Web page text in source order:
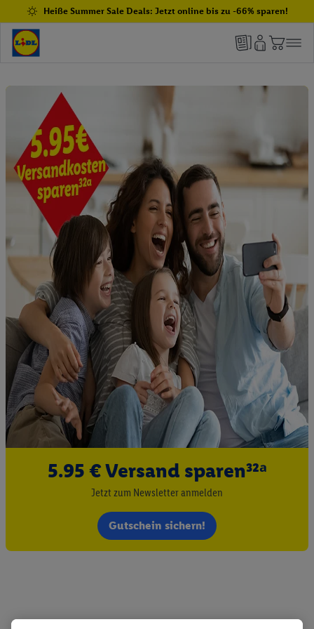
Heiße Summer Sale Deals: Jetzt online bis zu -66% sparen!
5.95 € Versand sparen³²ᵃ
Jetzt zum Newsletter anmelden
Gutschein sichern!